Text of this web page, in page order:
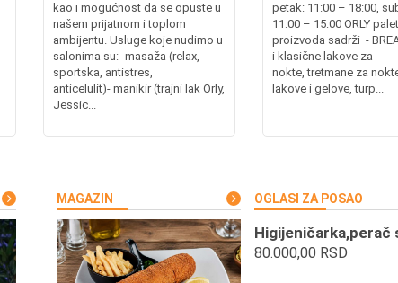
kao i mogućnost da se opuste u
našem prijatnom i toplom
ambijentu. Usluge koje nudimo u
salonima su:- masaža (relax,
sportska, antistres,
anticelulit)- manikir (trajni lak Orly,
Jessic...
petak: 11:00 – 18:00,
11:00 – 15:00 ORLY
proizvoda sadrži -
i klasične lakove za
nokte, tretmane za
lakove i gelove, turp...
MAGAZIN OGLASI ZA POSAO
Higijeničarka,perač
80.000,00 RSD